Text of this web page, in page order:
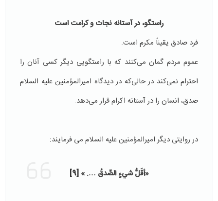
راستگو، در آستانه نجات و کرامت است
فرد صادق یقیناً مکرم است.
عموم مردم گمان می‌کنند که با راستگویی دیگر کسی آنان را
احترام نمی‌کند در حالی‌که در دیدگاه امیرالمؤمنین علیه السلام
صدق، انسان را در آستانه اکرام قرار می‌دهد.
در روایتی دیگر امیرالمؤمنین علیه السلام می فرمایند:
«أقَلُّ شيءٍ الصِّدقُ …. »[9]